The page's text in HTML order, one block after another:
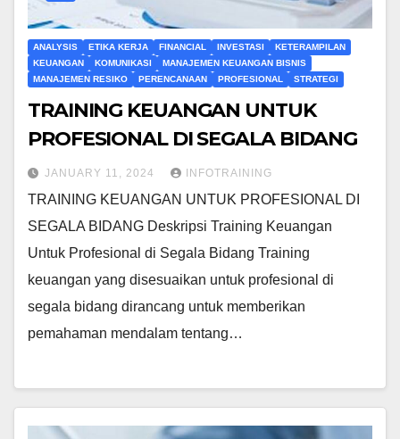
ANALYSIS ETIKA KERJA FINANCIAL INVESTASI
KETERAMPILAN
KEUANGAN
KOMUNIKASI
MANAJEMEN KEUANGAN BISNIS
MANAJEMEN RESIKO
PERENCANAAN PROFESIONAL STRATEGI
TRAINING KEUANGAN UNTUK
PROFESIONAL DI SEGALA BIDANG
JANUARY 11, 2024 INFOTRAINING
TRAINING KEUANGAN UNTUK PROFESIONAL DI
SEGALA BIDANG Deskripsi Training Keuangan
Untuk Profesional di Segala Bidang Training
keuangan yang disesuaikan untuk profesional di
segala bidang dirancang untuk memberikan
pemahaman mendalam tentang…